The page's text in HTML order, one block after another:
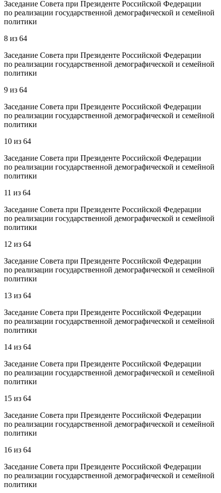
Заседание Совета при Президенте Российской Федерации
по реализации государственной демографической и семейной
политики
8 из 64
Заседание Совета при Президенте Российской Федерации
по реализации государственной демографической и семейной
политики
9 из 64
Заседание Совета при Президенте Российской Федерации
по реализации государственной демографической и семейной
политики
10 из 64
Заседание Совета при Президенте Российской Федерации
по реализации государственной демографической и семейной
политики
11 из 64
Заседание Совета при Президенте Российской Федерации
по реализации государственной демографической и семейной
политики
12 из 64
Заседание Совета при Президенте Российской Федерации
по реализации государственной демографической и семейной
политики
13 из 64
Заседание Совета при Президенте Российской Федерации
по реализации государственной демографической и семейной
политики
14 из 64
Заседание Совета при Президенте Российской Федерации
по реализации государственной демографической и семейной
политики
15 из 64
Заседание Совета при Президенте Российской Федерации
по реализации государственной демографической и семейной
политики
16 из 64
Заседание Совета при Президенте Российской Федерации
по реализации государственной демографической и семейной
политики